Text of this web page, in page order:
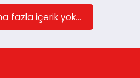
fazla içerik yok...